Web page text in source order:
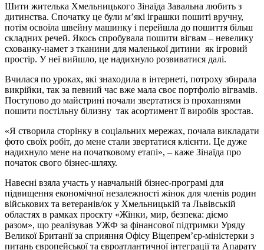
Шити жителька Хмельницького Зінаїда Завальна любить з
дитинства. Спочатку це були м’які іграшки пошиті вручну,
потім освоїла швейну машинку і перейшла до пошиття більш
складних речей. Якось спробувала пошити вігвам – невелику
схованку-намет з тканини для маленької дитини як ігровий
простір. У неї вийшло, це надихнуло розвиватися далі.
Вчилася по уроках, які знаходила в інтернеті, потроху збирала
викрійки, так за певний час вже мала своє портфоліо вігвамів.
Поступово до майстрині почали звертатися із проханнями
пошити постільну білизну так асортимент її виробів зростав.
«Я створила сторінку в соціальних мережах, почала викладати
фото своїх робіт, до мене стали звертатися клієнти. Це дуже
надихнуло мене на початковому етапі», – каже Зінаїда про
початок свого бізнес-шляху.
Навесні взяла участь у навчальній бізнес-програмі для
підвищення економічної незалежності жінок для членів родин
військових та ветеранів/ок у Хмельницькій та Львівській
областях в рамках проєкту «Жінки, мир, безпека: діємо
разом», що реалізував УЖФ за фінансової підтримки Уряду
Великої Британії за сприяння Офісу Віцепрем’єр-міністерки з
питань європейської та євроатлантичної інтеграції та Апарату